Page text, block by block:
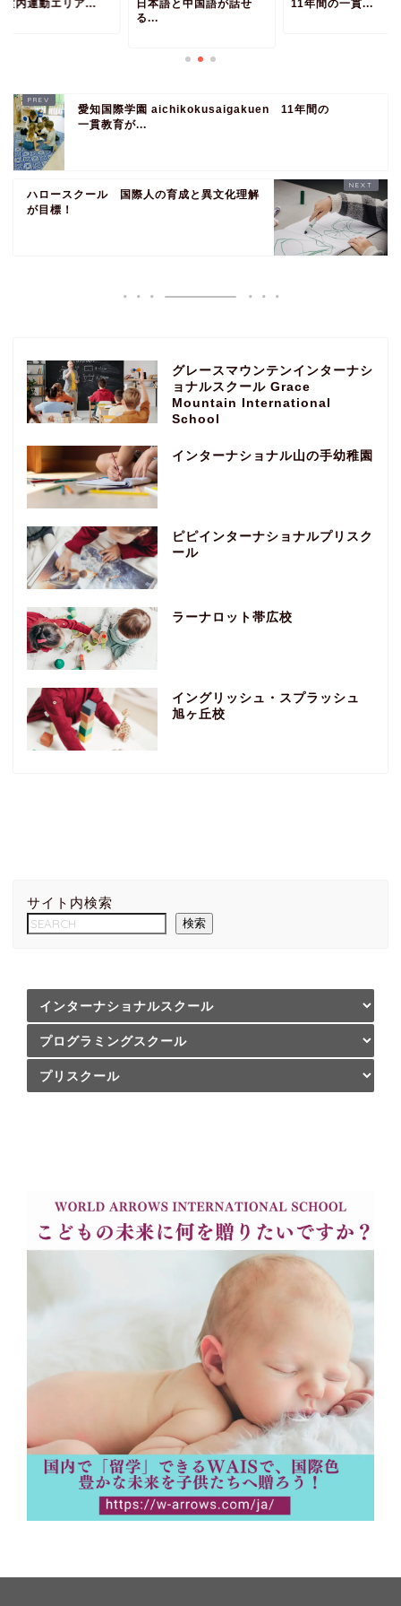
内運動エリア...
日本語と中国語が話せ
る...
11年間の一貫...
愛知国際学園 aichikokusaigakuen 11年間の
一貫教育が...
ハロースクール 国際人の育成と異文化理解
が目標！
グレースマウンテンインターナシ
ョナルスクール Grace
Mountain International
School
インターナショナル山の手幼稚園
ピピインターナショナルプリスク
ール
ラーナロット帯広校
イングリッシュ・スプラッシュ
旭ヶ丘校
サイト内検索
検索